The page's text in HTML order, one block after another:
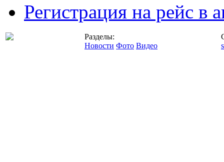
Регистрация на рейс в
Разделы:
Новости Фото Видео